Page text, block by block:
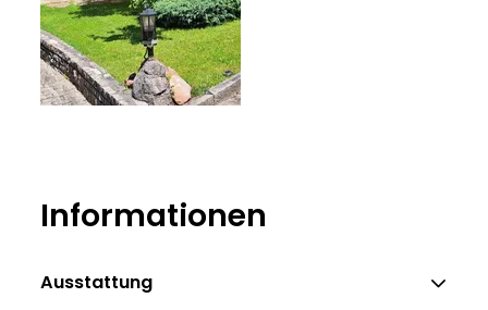
Informationen
Ausstattung